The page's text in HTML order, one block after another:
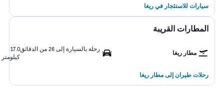
سيارات للاستئجار في ريغا
المطارات القريبة
مطار ريغا
رحلة بالسيارة إلى 26 من الدقائق
17.0
كيلومتر
رحلات طيران إلى مطار ريغا